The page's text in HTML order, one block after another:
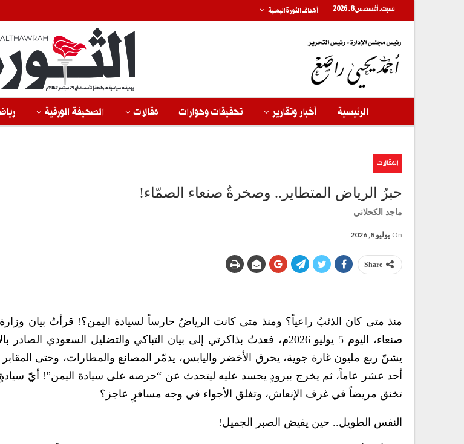
السبت, أغسطس 8, 2026 أهداف الثورة اليمنية
الرئيسية أخبار وتقارير تحقيقات وحوارات مقالات الصحيفة الورقية
المقالات
حبرُ الرياض المتطاير.. وصخرةُ صنعاء الصمّاء!
ماجد الكحلاني
On يوليو 8, 2026
Share
منذ متى كان الذئبُ راعياً؟ ومنذ متى كانت الرياضُ حارساً لسيادة اليمن؟! قرأتُ بيان وزارة
صنعاء، اليوم 5 يوليو 2026م، فعدتُ بذاكرتي إلى بيان التباكي والتضليل السعودي
يشنّ ربع مليون غارة جوية، يحرق الأخضر واليابس، يدمّر المصانع والمطارات، وحتى
أحد عشر عاماً، ثم يخرج ببرودٍ يحسد عليه ليتحدث عن “حرصه على سيادة اليمن”! أيّ سيادةٍ
تخنق مريضاً في غرف الإنعاش، وتغلق الأجواء في وجه مسافرٍ عاجز؟
النفس الطويل.. حين يفيض الصبر الجميل!